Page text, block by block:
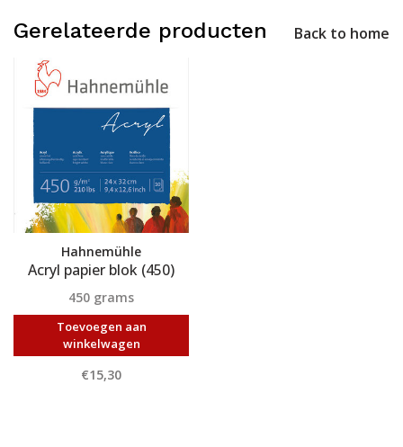
Gerelateerde producten Back to home
Hahnemühle
Acryl papier blok (450)
450 grams
Toevoegen aan
winkelwagen
€15,30